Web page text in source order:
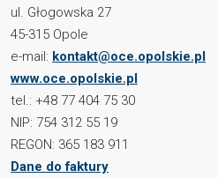
ul. Głogowska 27
45-315 Opole
e-mail: kontakt@oce.opolskie.pl
www.oce.opolskie.pl
tel.: +48 77 404 75 30
NIP: 754 312 55 19
REGON: 365 183 911
Dane do faktury